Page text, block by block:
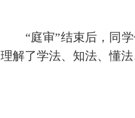
“庭审”结束后，同学
理解了学法、知法、懂